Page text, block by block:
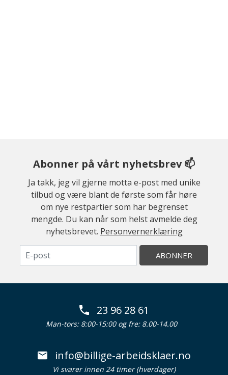
Abonner på vårt nyhetsbrev 📫
Ja takk, jeg vil gjerne motta e-post med unike
tilbud og være blant de første som får høre
om nye restpartier som har begrenset
mengde. Du kan når som helst avmelde deg
nyhetsbrevet. Personvernerklæring
ABONNER
23 96 28 61
Man-tors: 8:00-15:00 og fre: 8.00-14.00
info@billige-arbeidsklaer.no
Vi svarer innen 24 timer (hverdager)